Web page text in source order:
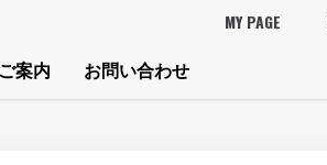
MY PAGE
案内 お問い合わせ